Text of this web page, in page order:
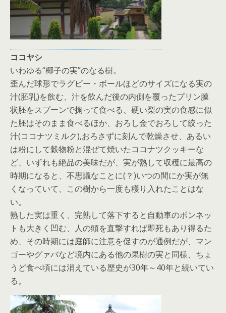
ココヤシ
いわゆる“椰子の実”のなる樹。
歪んだ球形でラグビー・ボールほどのサイズになる実の
汁(胚乳)を飲む、汁を飲んだ後の内側を覆ったプリン膜
状胚をスプーンで掬って食べる、硬い梨の実の食感に似
た胚はそのまま食べるほか、おろし金でおろして絞った
汁(ココナツミルク),おろさずに刻んで乾燥させ、あるい
は粉にして穀物粉と混ぜて焼いたココナツクッキーな
ど、いずれも絶品の美味だが、実が熟して収穫に最高の
時期になると、不思議なことに(？)いつの間にか実が無
くなっていて、この樹から一度も穫り入れたことはな
い。
熟した実は重く、完熟して落下すると自動車のボンネッ
トも大きく凹む、人の頭を直撃すれば即死もあり得るた
め、その時期には庭師に注意を促すのが通例だが、マン
ゴーやグァバなど境内にある他の果樹の実と同様、ちょ
うど食べ頃には消えている歴史が30年～40年と続いてい
る。